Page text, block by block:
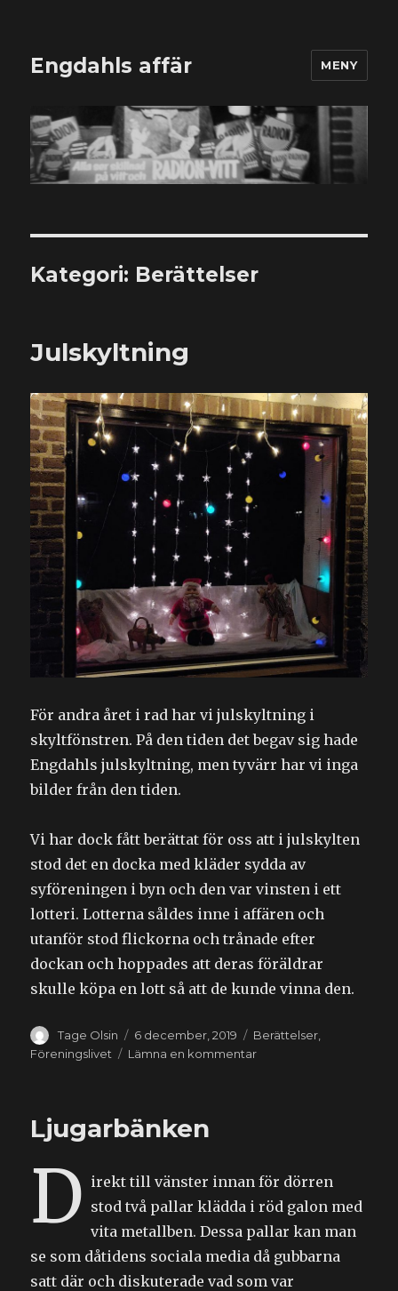
Engdahls affär MENY
Kategori: Berättelser
Julskyltning
För andra året i rad har vi julskyltning i
skyltfönstren. På den tiden det begav sig hade
Engdahls julskyltning, men tyvärr har vi inga
bilder från den tiden.
Vi har dock fått berättat för oss att i julskylten
stod det en docka med kläder sydda av
syföreningen i byn och den var vinsten i ett
lotteri. Lotterna såldes inne i affären och
utanför stod flickorna och trånade efter
dockan och hoppades att deras föräldrar
skulle köpa en lott så att de kunde vinna den.
Författare
Tage Olsin
Publicerat
den
6 december, 2019 Kategorier
Berättelser
Föreningslivet
Lämna en kommentartill
Ljugarbänken
D irekt till vänster innan för dörren
stod två pallar klädda i röd galon med
vita metallben. Dessa pallar kan man
se som dåtidens sociala media då gubbarna
satt där och diskuterade vad som var